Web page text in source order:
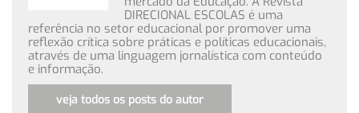
DIRECIONAL ESCOLAS é uma
referência no setor educacional por promover uma
reflexão crítica sobre práticas e políticas educacionais,
através de uma linguagem jornalística com conteúdo
e informação.
veja todos os posts do autor